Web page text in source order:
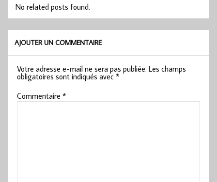
No related posts found.
AJOUTER UN COMMENTAIRE
Votre adresse e-mail ne sera pas publiée. Les champs
obligatoires sont indiqués avec*
Commentaire*